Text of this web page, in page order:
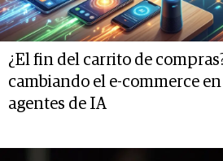
¿El fin del carrito de
cambiando el e-commerce en
agentes de IA